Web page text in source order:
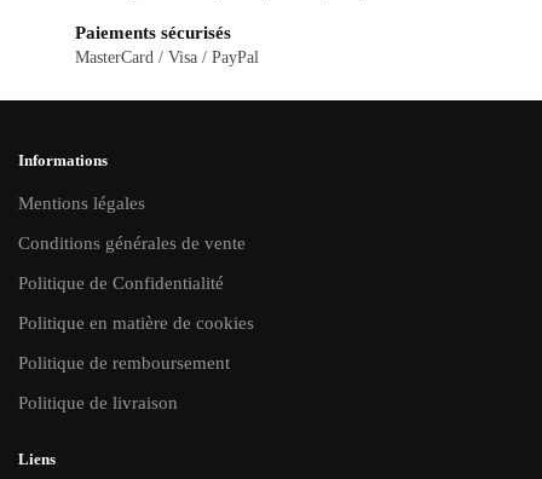
Paiements sécurisés
MasterCard / Visa / PayPal
Informations
Mentions légales
Conditions générales de vente
Politique de Confidentialité
Politique en matière de cookies
Politique de remboursement
Politique de livraison
Liens